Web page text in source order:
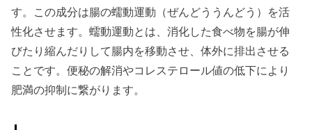
ピ①豆
乳ココ
ア
» 効果的
な飲み
す。この成分は腸の蠕動運動（ぜんどううんどう）を活
性化させます。蠕動運動とは、消化した食べ物を腸が伸
びたり縮んだりして腸内を移動させ、体外に排出させる
ことです。便秘の解消やコレステロール値の低下により
肥満の抑制に繋がります。